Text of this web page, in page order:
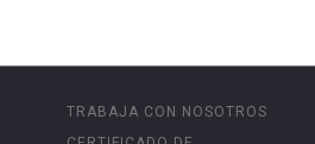
TRABAJA CON NOSOTROS